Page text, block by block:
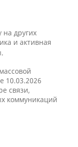
других
и активная
10.03.2026
связи,
коммуникаций